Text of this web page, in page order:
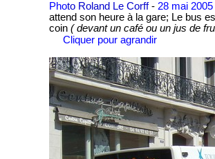
Photo Roland Le Corff- 28 mai 2005
attend son heure à la gare; Le bus
coin ( devant un café ou un jus de
Cliquer pour agrandir